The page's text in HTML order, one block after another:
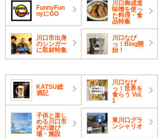
FunnyFun
nyにGO
川口御成道
味噌を使っ
た料理・食
品特集
川口市出身
のシンガー
に取材特集
川口なび
っ！Blog開
始！
KATSU総
酒記
川口なび
っ！世界を
食らう Vol.
1
子供と楽し
める川口市
内の遊び
場・施設
東川口グラ
ンシャリオ